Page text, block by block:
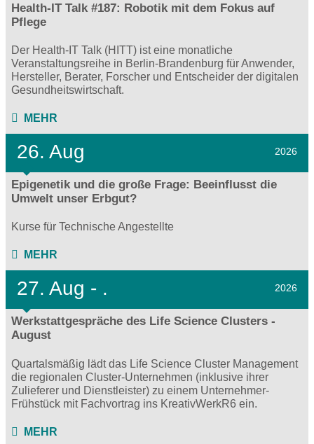
Health-IT Talk #187: Robotik mit dem Fokus auf
Pflege
Der Health-IT Talk (HITT) ist eine monatliche
Veranstaltungsreihe in Berlin-Brandenburg für Anwender,
Hersteller, Berater, Forscher und Entscheider der digitalen
Gesundheitswirtschaft.
MEHR
26. Aug 2026
Epigenetik und die große Frage: Beeinflusst die
Umwelt unser Erbgut?
Kurse für Technische Angestellte
MEHR
27. Aug - . 2026
Werkstattgespräche des Life Science Clusters -
August
Quartalsmäßig lädt das Life Science Cluster Management
die regionalen Cluster-Unternehmen (inklusive ihrer
Zulieferer und Dienstleister) zu einem Unternehmer-
Frühstück mit Fachvortrag ins KreativWerkR6 ein.
MEHR